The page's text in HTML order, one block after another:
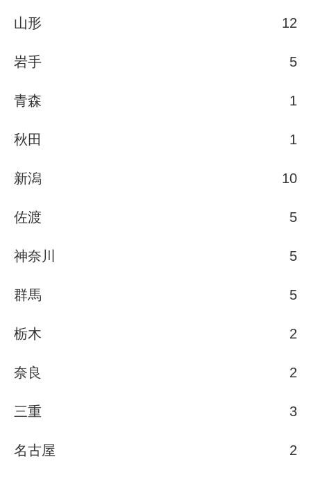
山形 12
岩手 5
青森 1
秋田 1
新潟 10
佐渡 5
神奈川 5
群馬 5
栃木 2
奈良 2
三重 3
名古屋 2